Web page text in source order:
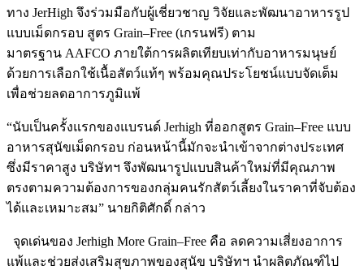
ทาง JerHigh จึงร่วมมือกับผู้เชี่ยวชาญ วิจัยและพัฒนาอาหารรูป
แบบเม็ดกรอบ สูตร Grain–Free (เกรนฟรี) ตาม
มาตรฐาน AAFCO ภายใต้การผลิตเทียบเท่ากับอาหารมนุษย์
ด้วยการเลือกใช้เนื้อสัตว์แท้ๆ พร้อมคุณประโยชน์แบบจัดเต็ม
เพื่อช่วยลดอาการภูมิแพ้
“นับเป็นครั้งแรกของแบรนด์ Jerhigh ที่ออกสูตร Grain–Free แบบ
อาหารสุนัขเม็ดกรอบ ก่อนหน้านี้มักจะนำเข้าจากต่างประเทศ
ซึ่งมีราคาสูง บริษัทฯ จึงพัฒนารูปแบบสินค้าใหม่ที่มีคุณภาพ
ตรงตามความต้องการของกลุ่มคนรักสัตว์เลี้ยงในราคาที่จับต้อง
ได้และเหมาะสม” นายกิติศักดิ์ กล่าว
จุดเด่นของ Jerhigh More Grain–Free คือ ลดความเสี่ยงอาการ
แพ้และช่วยส่งเสริมสุขภาพของสุนัข บริษัทฯ นำผลิตภัณฑ์ไป